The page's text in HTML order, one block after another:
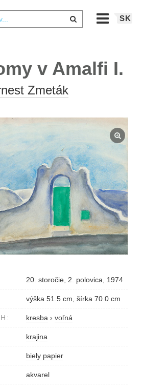
SK
v Amalfi I.
Zmeták
20. storočie, 2. polovica, 1974
výška 51.5 cm, šírka 70.0 cm
kresba › voľná
krajina
biely papier
akvarel